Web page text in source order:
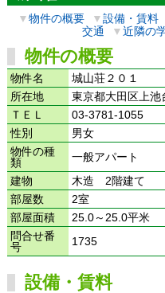
▼物件の概要 ▼設備・賃料
交通
▼近隣の
物件の概要
物件名
城山荘２０１
所在地
東京都大田区上
ＴＥＬ
03-3781-1055
性別
男女
物件の種
類
一般アパート
建物
木造 2階建て
部屋数
2室
部屋面積
25.0～25.0平米
問合せ番
号
1735
設備・賃料